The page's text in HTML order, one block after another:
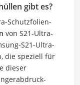
gibt es?
Schutzfolien-
von S21-Ultra-
S21-Ultra-
die speziell für
dieser